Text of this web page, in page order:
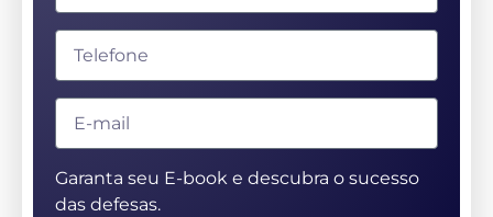
Garanta seu E-book e descubra o sucesso
das defesas.